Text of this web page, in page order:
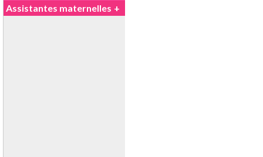
Assistantes maternelles +